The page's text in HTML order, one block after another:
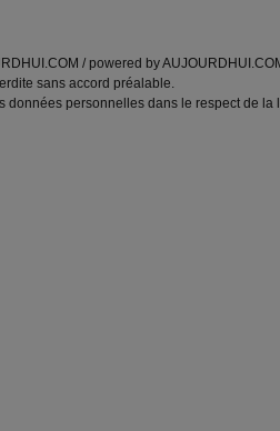
/ powered by
sans accord préalable.
données personnelles dans le respect de